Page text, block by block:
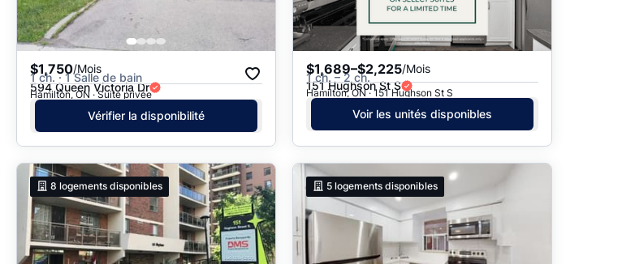
Prix - $ à $$$
$1,750/Mois
1 ch. · 1 Salle de bain
594 Queen Victoria Dr
Hamilton, ON · Suite privée
Vérifier la disponibilité
$1,689–$2,225/Mois
1 ch. – 2 ch.
151 Hughson St S
Hamilton, ON · 151 Hughson St S
Voir les unités disponibles
8 logements disponibles 5 logements disponibles